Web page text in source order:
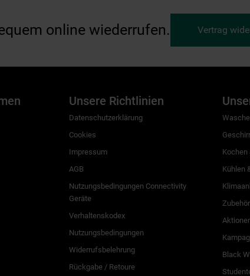
online wiederrufen. Vertrag
Unsere Richtlinien
Datenschutzerklärung
Cookies
Impressum
AGB
Nutzungsbedingungen Connectivity
Geräte
Verhaltenskodex
Nutzungsbedingungen
Widerrufsbelehrung
Rückgabe / Retoure
Kochen
Kühlen
Zubehör
Black